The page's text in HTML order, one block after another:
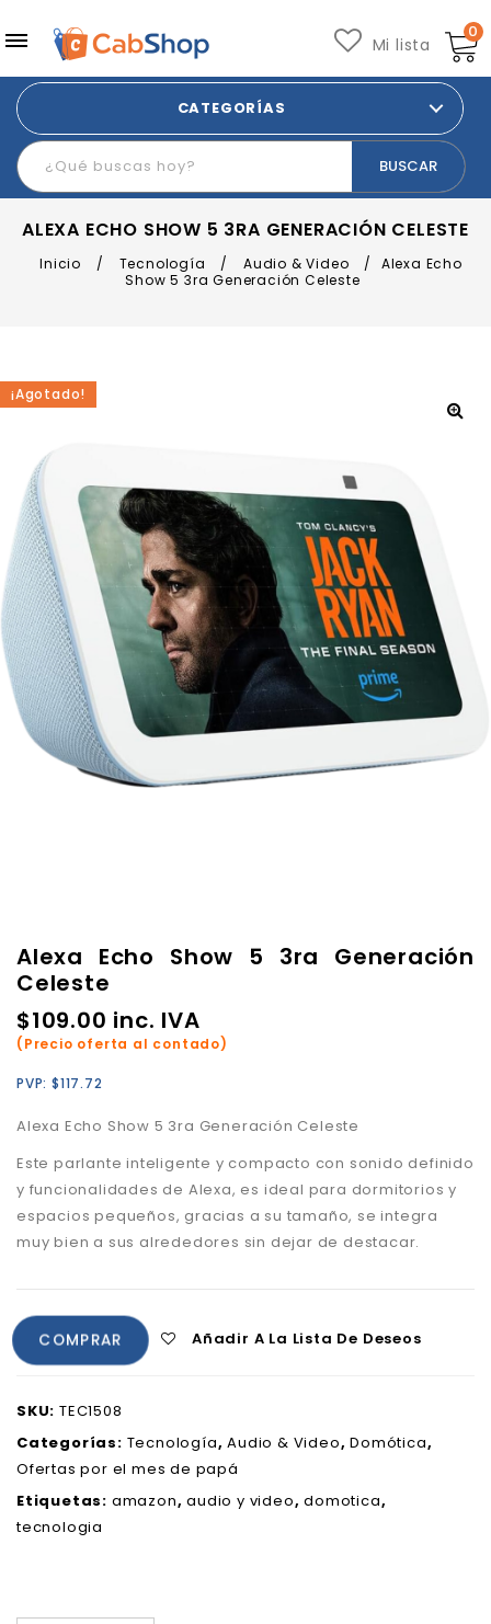
0
Mi lista
CATEGORÍAS
ALEXA ECHO SHOW 5 3RA GENERACIÓN CELESTE
Inicio / Tecnología / Audio & Video /
Alexa Echo
Show 5 3ra Generación Celeste
¡Agotado!
Alexa Echo Show 5 3ra Generación
Celeste
$109.00 inc. IVA
(Precio oferta al contado)
PVP: $117.72
Alexa Echo Show 5 3ra Generación Celeste
Este parlante inteligente y compacto con sonido definido
y funcionalidades de Alexa, es ideal para dormitorios y
espacios pequeños, gracias a su tamaño, se integra
muy bien a sus alrededores sin dejar de destacar.
COMPRAR Añadir A La Lista De Deseos
SKU: TEC1508
Categorías: Tecnología,Audio & Video,Domótica,
Ofertas por el mes de papá
Etiquetas: amazon,audio y video,domotica,
tecnologia